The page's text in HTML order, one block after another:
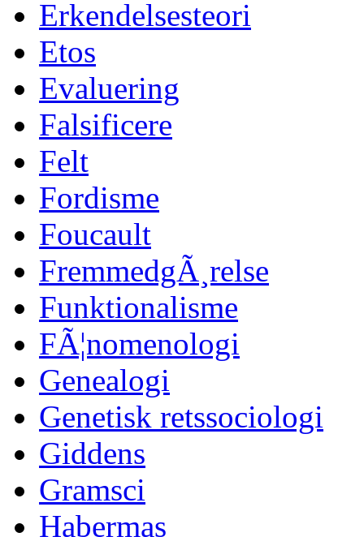
Erkendelsesteori
Etos
Evaluering
Falsificere
Felt
Fordisme
Foucault
FremmedgÃ¸relse
Funktionalisme
FÃ¦nomenologi
Genealogi
Genetisk retssociologi
Giddens
Gramsci
Habermas